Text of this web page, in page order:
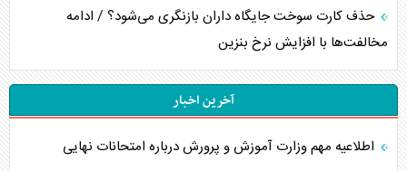
حذف کارت سوخت جایگاه داران بازنگری می‌شود؟ / ادامه
مخالفت‌ها با افزایش نرخ بنزین
آخرین اخبار
اطلاعیه مهم وزارت آموزش و پرورش درباره امتحانات نهایی